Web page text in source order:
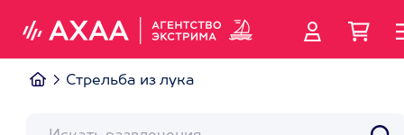
Стрельба из лука